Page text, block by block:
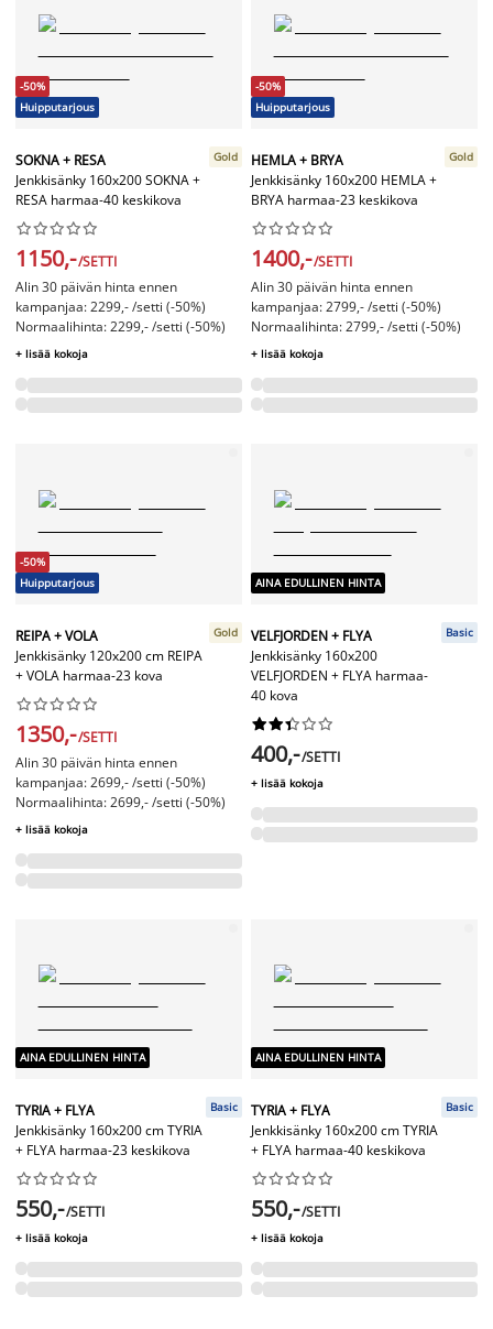
-50%
Huipputarjous
SOKNA + RESA
Jenkkisänky 160x200 SOKNA +
RESA harmaa-40 keskikova
Gold






1150,-/SETTI
Alin 30 päivän hinta ennen
kampanjaa: 2299,- /setti (-50%)
Normaalihinta: 2299,- /setti (-50%)
+ lisää kokoja
-50%
Huipputarjous
HEMLA + BRYA
Jenkkisänky 160x200 HEMLA +
BRYA harmaa-23 keskikova
Gold






1400,-/SETTI
Alin 30 päivän hinta ennen
kampanjaa: 2799,- /setti (-50%)
Normaalihinta: 2799,- /setti (-50%)
+ lisää kokoja
-50%
Huipputarjous
REIPA + VOLA
Jenkkisänky 120x200 cm REIPA
+ VOLA harmaa-23 kova
Gold






1350,-/SETTI
Alin 30 päivän hinta ennen
kampanjaa: 2699,- /setti (-50%)
Normaalihinta: 2699,- /setti (-50%)
+ lisää kokoja
AINA EDULLINEN HINTA
VELFJORDEN + FLYA
Jenkkisänky 160x200
VELFJORDEN + FLYA harmaa-
40 kova
Basic






400,-/SETTI
+ lisää kokoja
AINA EDULLINEN HINTA
TYRIA + FLYA
Jenkkisänky 160x200 cm TYRIA
+ FLYA harmaa-23 keskikova
Basic






550,-/SETTI
+ lisää kokoja
AINA EDULLINEN HINTA
TYRIA + FLYA
Jenkkisänky 160x200 cm TYRIA
+ FLYA harmaa-40 keskikova
Basic






550,-/SETTI
+ lisää kokoja